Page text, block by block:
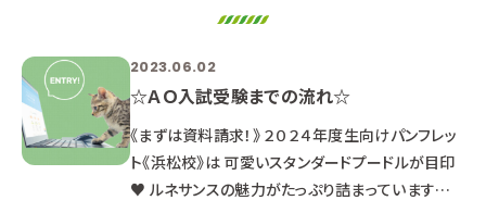
2023.06.02
☆ＡＯ入試受験までの流れ☆
《まずは資料請求！》 ２０２４年度生向けパンフレッ
ト《浜松校》は 可愛いスタンダードプードルが目印
♥ ルネサンスの魅力がたっぷり詰まっています♪